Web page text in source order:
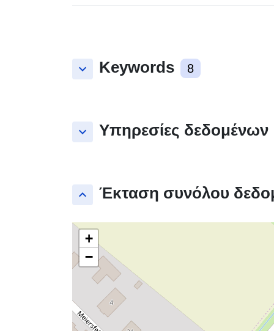
keyboard_arrow_down Keywords 8
keyboard_arrow_down Υπηρεσίες δεδομένων
keyboard_arrow_up Έκταση συνόλου
+
−